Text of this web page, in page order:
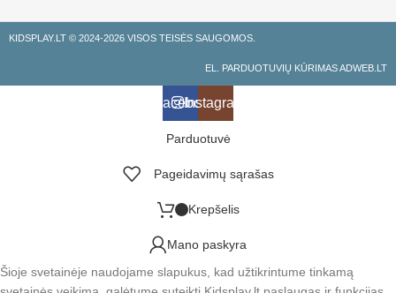
KIDSPLAY.LT © 2024-2026 VISOS TEISĖS SAUGOMOS.
EL. PARDUOTUVIŲ KŪRIMAS ADWEB.LT
Facebook
Instagramas
Parduotuvė
Pageidavimų sąrašas
Krepšelis
Mano paskyra
Šioje svetainėje naudojame slapukus, kad užtikrintume tinkamą